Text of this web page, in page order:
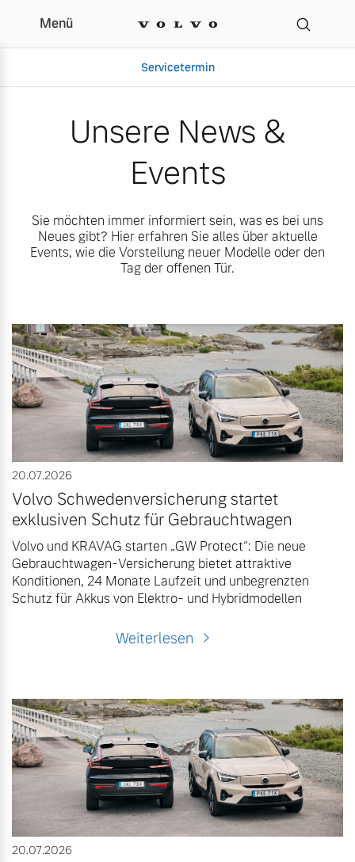
Unsere News & Events
Menü
Servicetermin
Aktuelle Zubehörangebote
Volvo Gebrauchtwagenbörse
Gebrauchtwagen
Aktuelle Zubehörangebote
Zubehörkatalog
Aktuelle Serviceangebote
Service by Volvo
Unser Team
Karriere
Unsere News & Events
Unsere News &
Events
Sie möchten immer informiert sein, was es bei uns
Neues gibt? Hier erfahren Sie alles über aktuelle
Events, wie die Vorstellung neuer Modelle oder den
Tag der offenen Tür.
20.07.2026
Volvo Schwedenversicherung startet
exklusiven Schutz für Gebrauchtwagen
Volvo und KRAVAG starten „GW Protect“: Die neue
Gebrauchtwagen-Versicherung bietet attraktive
Konditionen, 24 Monate Laufzeit und unbegrenzten
Schutz für Akkus von Elektro- und Hybridmodellen
Weiterlesen
20.07.2026